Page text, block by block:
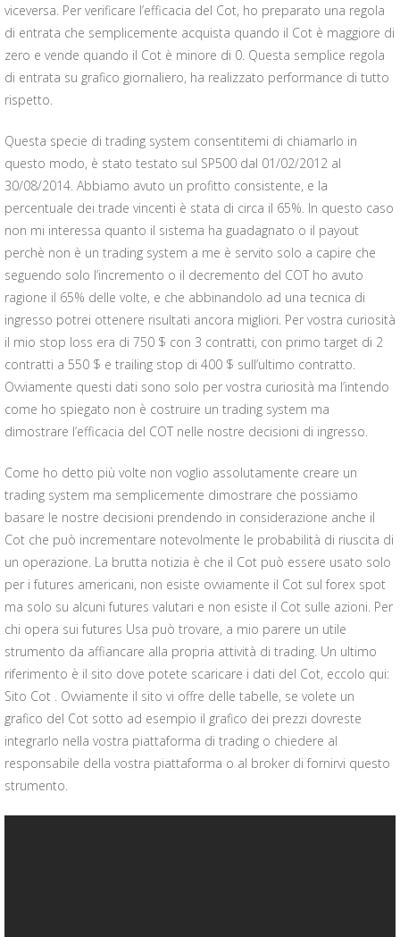
viceversa. Per verificare l’efficacia del Cot, ho preparato una regola
di entrata che semplicemente acquista quando il Cot è maggiore di
zero e vende quando il Cot è minore di 0. Questa semplice regola
di entrata su grafico giornaliero, ha realizzato performance di tutto
rispetto.
Questa specie di trading system consentitemi di chiamarlo in
questo modo, è stato testato sul SP500 dal 01/02/2012 al
30/08/2014. Abbiamo avuto un profitto consistente, e la
percentuale dei trade vincenti è stata di circa il 65%. In questo caso
non mi interessa quanto il sistema ha guadagnato o il payout
perchè non è un trading system a me è servito solo a capire che
seguendo solo l’incremento o il decremento del COT ho avuto
ragione il 65% delle volte, e che abbinandolo ad una tecnica di
ingresso potrei ottenere risultati ancora migliori. Per vostra curiosità
il mio stop loss era di 750 $ con 3 contratti, con primo target di 2
contratti a 550 $ e trailing stop di 400 $ sull’ultimo contratto.
Ovviamente questi dati sono solo per vostra curiosità ma l’intendo
come ho spiegato non è costruire un trading system ma
dimostrare l’efficacia del COT nelle nostre decisioni di ingresso.
Come ho detto più volte non voglio assolutamente creare un
trading system ma semplicemente dimostrare che possiamo
basare le nostre decisioni prendendo in considerazione anche il
Cot che può incrementare notevolmente le probabilità di riuscita di
un operazione. La brutta notizia è che il Cot può essere usato solo
per i futures americani, non esiste ovviamente il Cot sul forex spot
ma solo su alcuni futures valutari e non esiste il Cot sulle azioni. Per
chi opera sui futures Usa può trovare, a mio parere un utile
strumento da affiancare alla propria attività di trading. Un ultimo
riferimento è il sito dove potete scaricare i dati del Cot, eccolo qui:
Sito Cot . Ovviamente il sito vi offre delle tabelle, se volete un
grafico del Cot sotto ad esempio il grafico dei prezzi dovreste
integrarlo nella vostra piattaforma di trading o chiedere al
responsabile della vostra piattaforma o al broker di fornirvi questo
strumento.